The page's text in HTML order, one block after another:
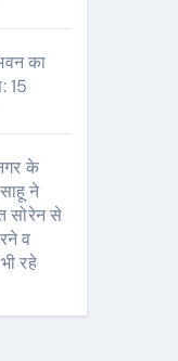
का
15
के
ने
सोरेन से
व
रहे